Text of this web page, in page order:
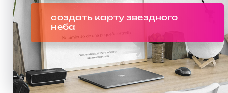
создать карту звездного
неба